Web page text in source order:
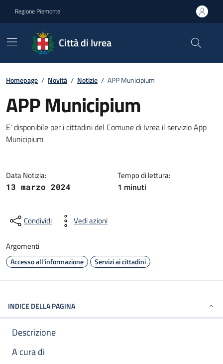
Regione Piemonte
Città di Ivrea
Homepage / Novità / Notizie / APP Municipium
APP Municipium
E' disponibile per i cittadini del Comune di Ivrea il servizio App
Municipium
Data Notizia:
13 marzo 2024
Tempo di lettura:
1 minuti
Condividi Vedi azioni
Argomenti
Accesso all'informazione Servizi ai cittadini
INDICE DELLA PAGINA
Descrizione
A cura di